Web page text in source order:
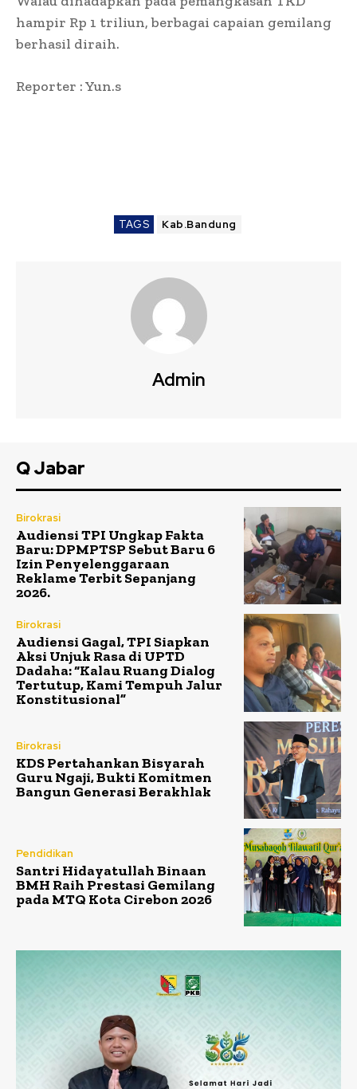
hampir Rp 1 triliun, berbagai capaian gemilang
berhasil diraih.
Reporter : Yun.s
TAGS Kab.Bandung
Admin
Q Jabar
Birokrasi
Audiensi TPI Ungkap Fakta
Baru: DPMPTSP Sebut Baru 6
Izin Penyelenggaraan
Reklame Terbit Sepanjang
2026.
Birokrasi
Audiensi Gagal, TPI Siapkan
Aksi Unjuk Rasa di UPTD
Dadaha: “Kalau Ruang Dialog
Tertutup, Kami Tempuh Jalur
Konstitusional”
Birokrasi
KDS Pertahankan Bisyarah
Guru Ngaji, Bukti Komitmen
Bangun Generasi Berakhlak
Pendidikan
Santri Hidayatullah Binaan
BMH Raih Prestasi Gemilang
pada MTQ Kota Cirebon 2026